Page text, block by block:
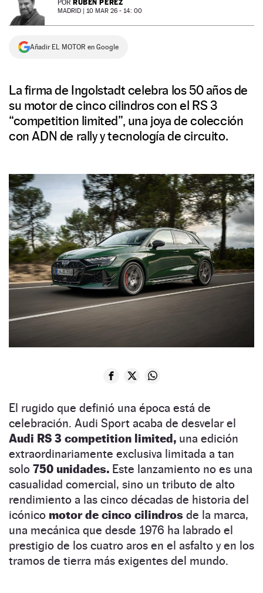
NEWSLETTER
SÍGUENOS
POR RUBÉN PÉREZ
MADRID | 10 MAR 26 - 14: 00
Añadir EL MOTOR en Google
La firma de Ingolstadt celebra los 50 años de
su motor de cinco cilindros con el RS 3
“competition limited”, una joya de colección
con ADN de rally y tecnología de circuito.
El rugido que definió una época está de
celebración. Audi Sport acaba de desvelar el
Audi RS 3 competition limited, una edición
extraordinariamente exclusiva limitada a tan
solo 750 unidades. Este lanzamiento no es una
casualidad comercial, sino un tributo de alto
rendimiento a las cinco décadas de historia del
icónico motor de cinco cilindros de la marca,
una mecánica que desde 1976 ha labrado el
prestigio de los cuatro aros en el asfalto y en los
tramos de tierra más exigentes del mundo.